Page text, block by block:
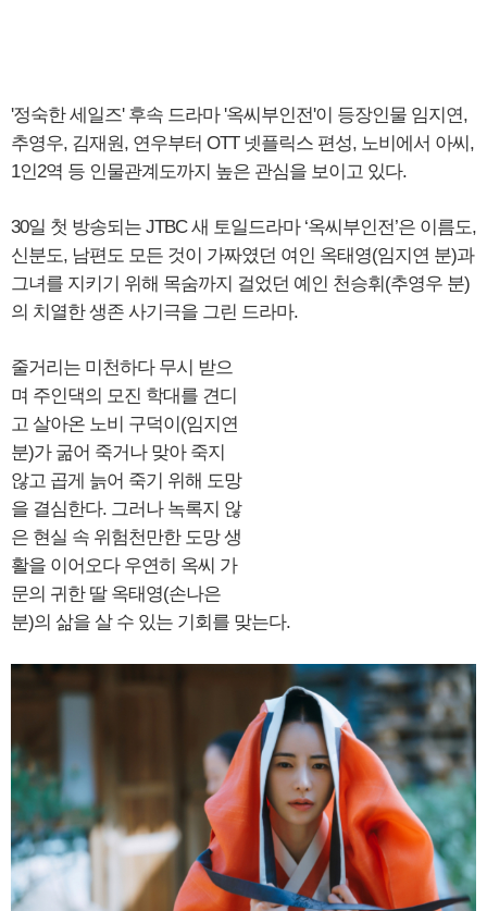
'정숙한 세일즈' 후속 드라마 '옥씨부인전'이 등장인물 임지연,
추영우, 김재원, 연우부터 OTT 넷플릭스 편성, 노비에서 아씨,
1인2역 등 인물관계도까지 높은 관심을 보이고 있다.
30일 첫 방송되는 JTBC 새 토일드라마 ‘옥씨부인전’은 이름도,
신분도, 남편도 모든 것이 가짜였던 여인 옥태영(임지연 분)과
그녀를 지키기 위해 목숨까지 걸었던 예인 천승휘(추영우 분)
의 치열한 생존 사기극을 그린 드라마.
줄거리는 미천하다 무시 받으
며 주인댁의 모진 학대를 견디
고 살아온 노비 구덕이(임지연
분)가 굶어 죽거나 맞아 죽지
않고 곱게 늙어 죽기 위해 도망
을 결심한다. 그러나 녹록지 않
은 현실 속 위험천만한 도망 생
활을 이어오다 우연히 옥씨 가
문의 귀한 딸 옥태영(손나은
분)의 삶을 살 수 있는 기회를 맞는다.